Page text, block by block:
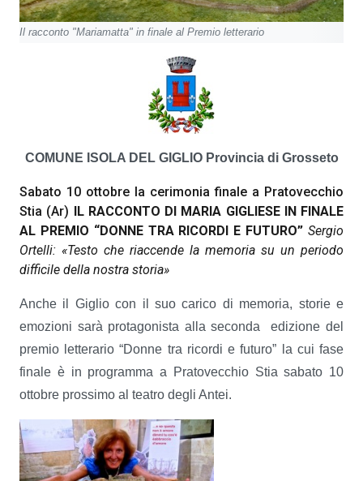
Il racconto "Mariamatta" in finale al Premio letterario
COMUNE ISOLA DEL GIGLIO Provincia di Grosseto
Sabato 10 ottobre la cerimonia finale a Pratovecchio
Stia (Ar) IL RACCONTO DI MARIA GIGLIESE IN FINALE
AL PREMIO “DONNE TRA RICORDI E FUTURO” Sergio
Ortelli: «Testo che riaccende la memoria su un periodo
difficile della nostra storia»
Anche il Giglio con il suo carico di memoria, storie e
emozioni sarà protagonista alla seconda edizione del
premio letterario “Donne tra ricordi e futuro” la cui fase
finale è in programma a Pratovecchio Stia sabato 10
ottobre prossimo al teatro degli Antei.